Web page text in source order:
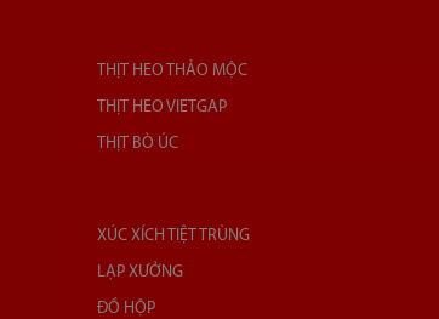
THỊT HEO THẢO MỘC
THỊT HEO VIETGAP
THỊT BÒ ÚC
XÚC XÍCH TIỆT TRÙNG
LẠP XƯỞNG
ĐỒ HỘP